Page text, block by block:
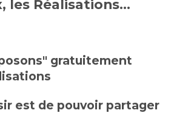
les Réalisations...
gratuitement
est de pouvoir partager